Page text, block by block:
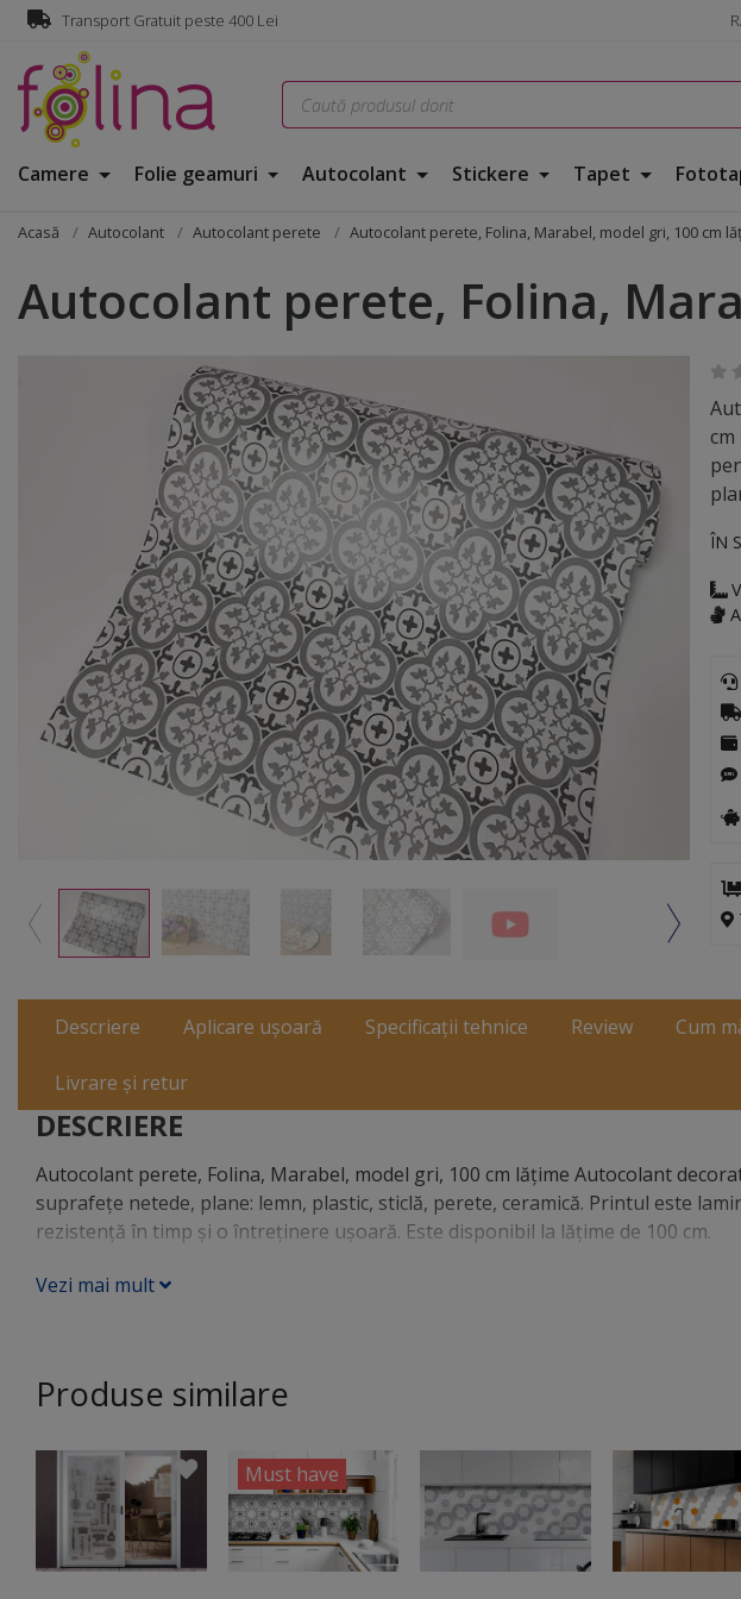
Transport Gratuit peste 400 Lei
Camere Folie geamuri Autocolant Stickere Tapet
Acasă Autocolant Autocolant perete Autocolant perete, Folina, Marabel, model gri, 100 cm
Autocolant perete, Folina,
ÎN
Descriere Aplicare ușoară Specificații tehnice Review Cum
Livrare și retur
DESCRIERE
Autocolant perete, Folina, Marabel, model gri, 100 cm lăţime Autocolant
suprafeţe netede, plane: lemn, plastic, sticlă, perete, ceramică. Printul este
rezistenţă în timp şi o întreţinere uşoară. Este disponibil la lăţime de 100 cm.
Vezi mai mult
Produse similare
Must have